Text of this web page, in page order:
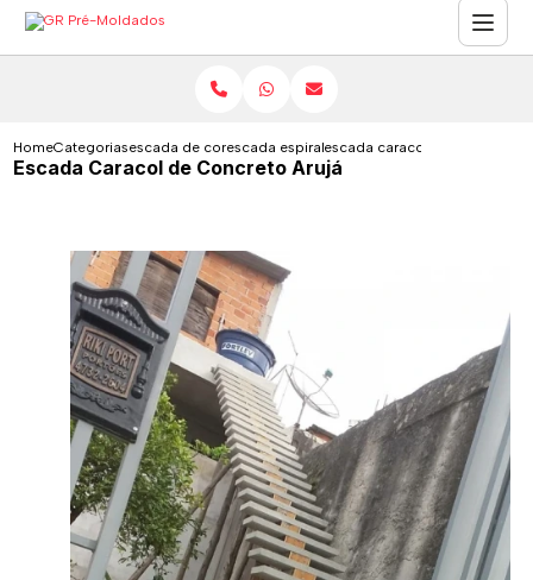
HomeCategoriasescada de concretoescada espiral de concretoescada caracol de concreto
Escada Caracol de Concreto Arujá